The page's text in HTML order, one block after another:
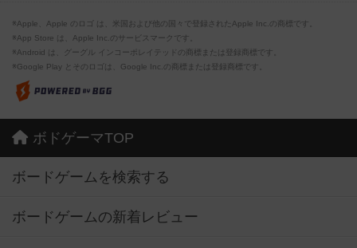
※Apple、Apple のロゴ は、米国および他の国々で登録されたApple Inc.の商標です。
※App Store は、Apple Inc.のサービスマークです。
※Android は、グーグル インコーポレイテッドの商標または登録商標です。
※Google Play とそのロゴは、Google Inc.の商標または登録商標です。
ボドゲーマTOP
ボードゲームを検索する
ボードゲームの新着レビュー